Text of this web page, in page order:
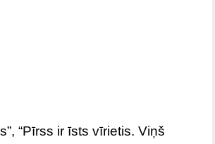
“Pīrss ir īsts vīrietis. Viņš